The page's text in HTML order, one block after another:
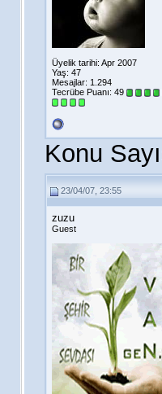
Üyelik tarihi: Apr 2007
Yaş: 47
Mesajlar: 1.294
Tecrübe Puanı: 49
Konu
23/04/07, 23:55
zuzu
Guest